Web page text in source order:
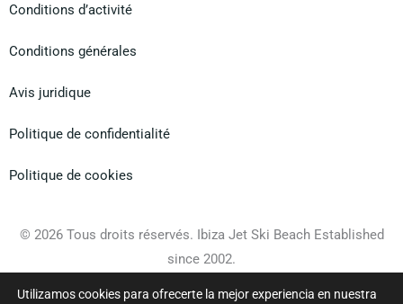
Conditions d’activité
Conditions générales
Avis juridique
Politique de confidentialité
Politique de cookies
© 2026 Tous droits réservés. Ibiza Jet Ski Beach Established
since 2002.
Utilizamos cookies para ofrecerte la mejor experiencia en nuestra